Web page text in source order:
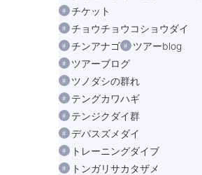
チケット
チョウチョウコショウダイ
チンアナゴ
ツアーblog
ツアーブログ
ツノダシの群れ
テングカワハギ
テンジクダイ群
デバスズメダイ
トレーニングダイブ
トンガリサカタザメ